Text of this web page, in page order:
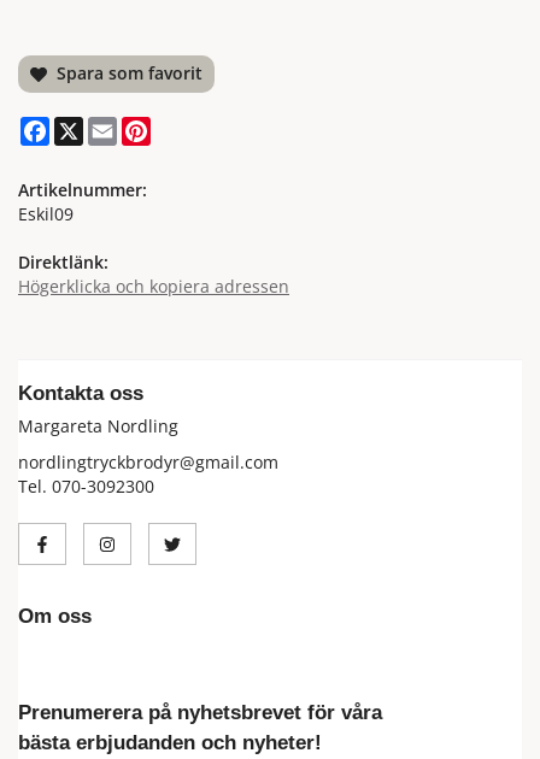
Spara som favorit
Facebook
X Email
Artikelnummer:
Eskil09
Direktlänk:
Högerklicka och kopiera adressen
Kontakta oss
Margareta Nordling
nordlingtryckbrodyr@gmail.com
Tel. 070-3092300
Om oss
Prenumerera på nyhetsbrevet för våra
bästa erbjudanden och nyheter!